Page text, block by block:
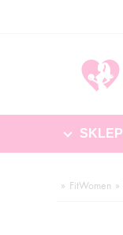
SKLEP
FitWomen